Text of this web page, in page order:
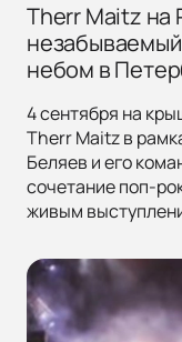
Therr Maitz на
небом в
4 сентября на
Therr Maitz в
Беляев и его
сочетание поп-
живым